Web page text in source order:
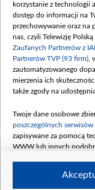
korzystanie z technologii
dostęp do informacji na
przechowywanie oraz na
nas, czyli Telewizję
Zaufanych Partnerów z
Partnerów TVP (93 firm) ,
zautomatyzowanego
mierzenia ich
także zgody na
Twoje dane osobowe
poszczególnych serwisów
zapisywane za pomocą
WWW lub innych